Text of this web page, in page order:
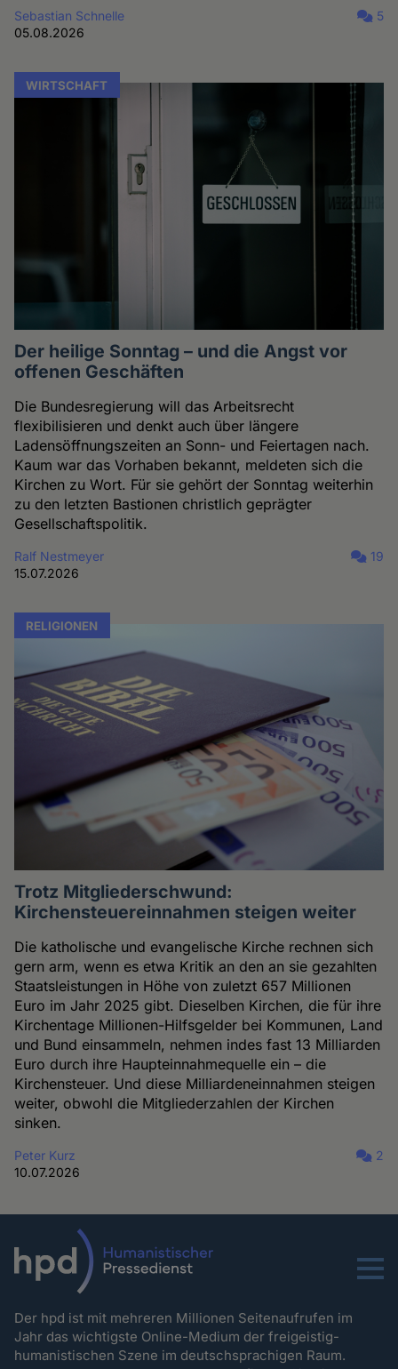
Sebastian Schnelle
05.08.2026
5
WIRTSCHAFT
Der heilige Sonntag – und die Angst vor
offenen Geschäften
Die Bundesregierung will das Arbeitsrecht
flexibilisieren und denkt auch über längere
Ladensöffnungszeiten an Sonn- und Feiertagen nach.
Kaum war das Vorhaben bekannt, meldeten sich die
Kirchen zu Wort. Für sie gehört der Sonntag weiterhin
zu den letzten Bastionen christlich geprägter
Gesellschaftspolitik.
Ralf Nestmeyer
15.07.2026
19
RELIGIONEN
Trotz Mitgliederschwund:
Kirchensteuereinnahmen steigen weiter
Die katholische und evangelische Kirche rechnen sich
gern arm, wenn es etwa Kritik an den an sie gezahlten
Staatsleistungen in Höhe von zuletzt 657 Millionen
Euro im Jahr 2025 gibt. Dieselben Kirchen, die für ihre
Kirchentage Millionen-Hilfsgelder bei Kommunen, Land
und Bund einsammeln, nehmen indes fast 13 Milliarden
Euro durch ihre Haupteinnahmequelle ein – die
Kirchensteuer. Und diese Milliardeneinnahmen steigen
weiter, obwohl die Mitgliederzahlen der Kirchen
sinken.
Peter Kurz
10.07.2026
2
Menu
Der hpd ist mit mehreren Millionen Seitenaufrufen im
Jahr das wichtigste Online-Medium der freigeistig-
humanistischen Szene im deutschsprachigen Raum.